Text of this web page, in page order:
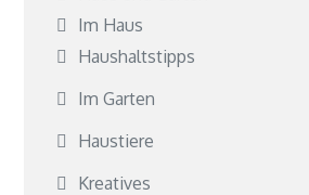
Im Haus
Haushaltstipps
Im Garten
Haustiere
Kreatives